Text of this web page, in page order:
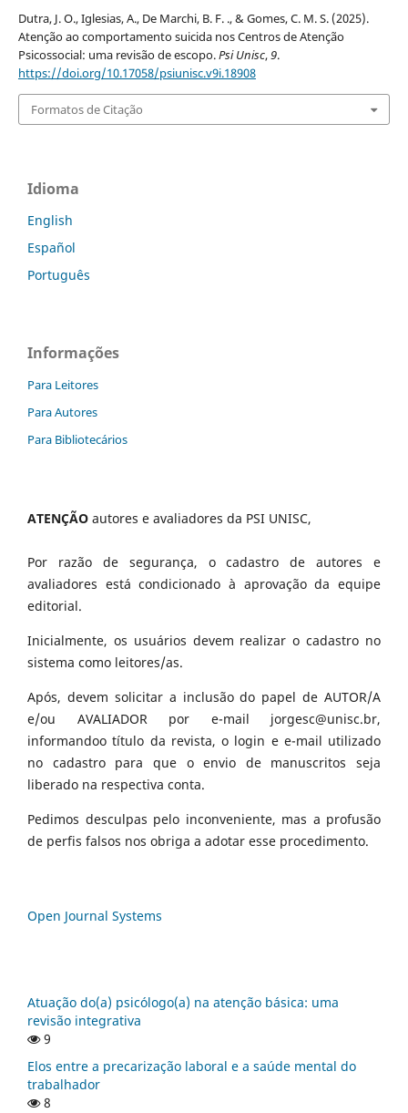
Dutra, J. O., Iglesias, A., De Marchi, B. F. ., & Gomes, C. M. S. (2025).
Atenção ao comportamento suicida nos Centros de Atenção
Psicossocial: uma revisão de escopo.Psi Unisc,9.
https://doi.org/10.17058/psiunisc.v9i.18908
Formatos de Citação
Idioma
English
Español
Português
Informações
Para Leitores
Para Autores
Para Bibliotecários
ATENÇÃO autores e avaliadores da PSI UNISC,
Por razão de segurança, o cadastro de autores e
avaliadores está condicionado à aprovação da equipe
editorial.
Inicialmente, os usuários devem realizar o cadastro no
sistema como leitores/as.
Após, devem solicitar a inclusão do papel de AUTOR/A
e/ou AVALIADOR por e-mail jorgesc@unisc.br,
informandoo título da revista, o login e e-mail utilizado
no cadastro para que o envio de manuscritos seja
liberado na respectiva conta.
Pedimos desculpas pelo inconveniente, mas a profusão
de perfis falsos nos obriga a adotar esse procedimento.
Open Journal Systems
Atuação do(a) psicólogo(a) na atenção básica: uma
revisão integrativa
9
Elos entre a precarização laboral e a saúde mental do
trabalhador
8